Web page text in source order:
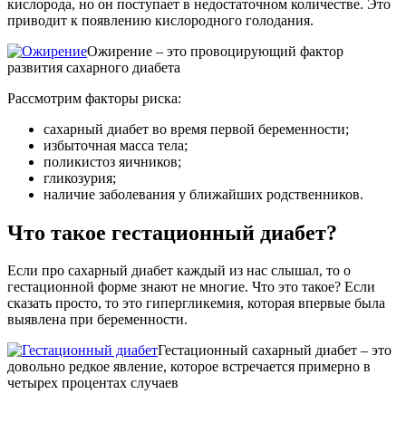
кислорода, но он поступает в недостаточном количестве. Это
приводит к появлению кислородного голодания.
Ожирение – это провоцирующий фактор
развития сахарного диабета
Рассмотрим факторы риска:
сахарный диабет во время первой беременности;
избыточная масса тела;
поликистоз яичников;
гликозурия;
наличие заболевания у ближайших родственников.
Что такое гестационный диабет?
Если про сахарный диабет каждый из нас слышал, то о
гестационной форме знают не многие. Что это такое? Если
сказать просто, то это гипергликемия, которая впервые была
выявлена при беременности.
Гестационный сахарный диабет – это
довольно редкое явление, которое встречается примерно в
четырех процентах случаев